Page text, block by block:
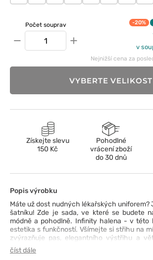
Počet souprav
− +
-20%
v
Nejnižší cena za
VYBERTE VELIKOST
Získejte slevu
150 Kč
Pohodlné
vrácení zboží
do 30 dnů
Popis výrobku
Máte už dost nudných lékařských uniforem?
šatníku! Zde je sada, ve které se budete
módně a pohodlně. Infinity halena - v této
estetika s funkčností. Všímejte si střihu na
zvýrazňuje pas, elegantního výstřihu a
bocích. Poutko na průkazku? Samozřejmě,
důležité! S kalhotami ve stylu jogger
číst dále